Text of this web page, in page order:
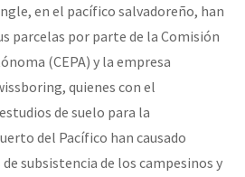
CNI: 30 años de Resistencia y
en el pacífico salvadoreño, han
parcelas por parte de la Comisión
(CEPA) y la empresa
quienes con el
de suelo para la
del Pacífico han causado
subsistencia de los campesinos y